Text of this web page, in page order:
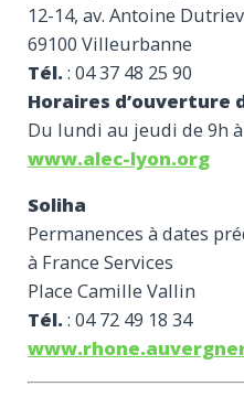
12-14, av. Antoine
69100 Villeurbanne
Tél.: 04 37 48 25 90
Horaires d’ouverture
Du lundi au jeudi de 9h
www.alec-lyon.org
Soliha
Permanences à dates
à France Services
Place Camille Vallin
Tél.: 04 72 49 18 34